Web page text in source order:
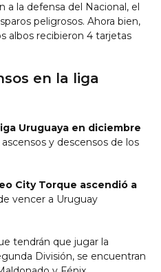
a la defensa del Nacional, el
peligrosos. Ahora bien,
albos recibieron 4 tarjetas
en la liga
Uruguaya en diciembre
y descensos de los
City Torque ascendió a
vencer a Uruguay
tendrán que jugar la
División, se encuentran